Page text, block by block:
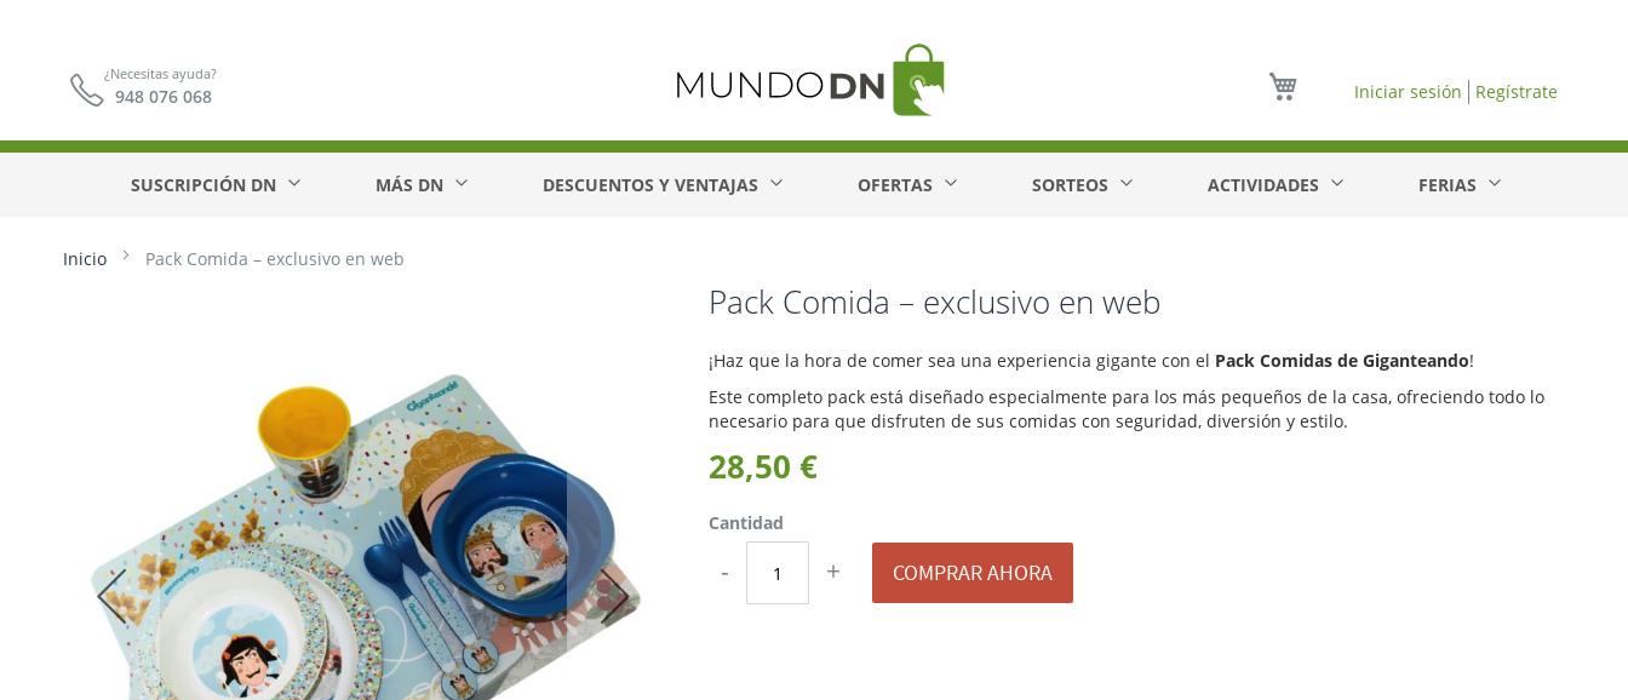
¿Necesitas ayuda?
948 076 068 Iniciar sesión Regístrate
SUSCRIPCIÓN DN MÁS DN DESCUENTOS Y VENTAJAS OFERTAS SORTEOS ACTIVIDADES FERIAS
Inicio Pack Comida – exclusivo en web
Pack Comida – exclusivo en web
¡Haz que la hora de comer sea una experiencia gigante con el Pack Comidas de Giganteando!
Este completo pack está diseñado especialmente para los más pequeños de la casa, ofreciendo todo lo
necesario para que disfruten de sus comidas con seguridad, diversión y estilo.
28,50 €
Cantidad
- + COMPRAR AHORA